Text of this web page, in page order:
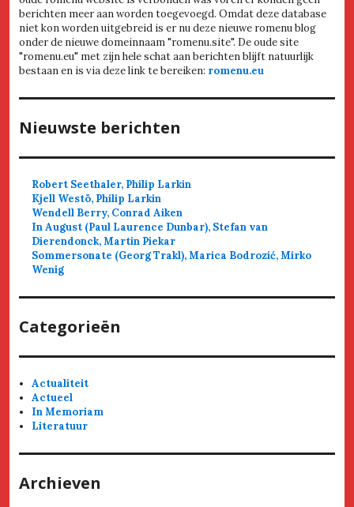
berichten meer aan worden toegevoegd. Omdat deze database
niet kon worden uitgebreid is er nu deze nieuwe romenu blog
onder de nieuwe domeinnaam "romenu.site". De oude site
"romenu.eu" met zijn hele schat aan berichten blijft natuurlijk
bestaan en is via deze link te bereiken: romenu.eu
Nieuwste berichten
Robert Seethaler, Philip Larkin
Kjell Westö, Philip Larkin
Wendell Berry, Conrad Aiken
In August (Paul Laurence Dunbar), Stefan van
Dierendonck, Martin Piekar
Sommersonate (Georg Trakl), Marica Bodrozić, Mirko
Wenig
Categorieën
Actualiteit
Actueel
In Memoriam
Literatuur
Archieven